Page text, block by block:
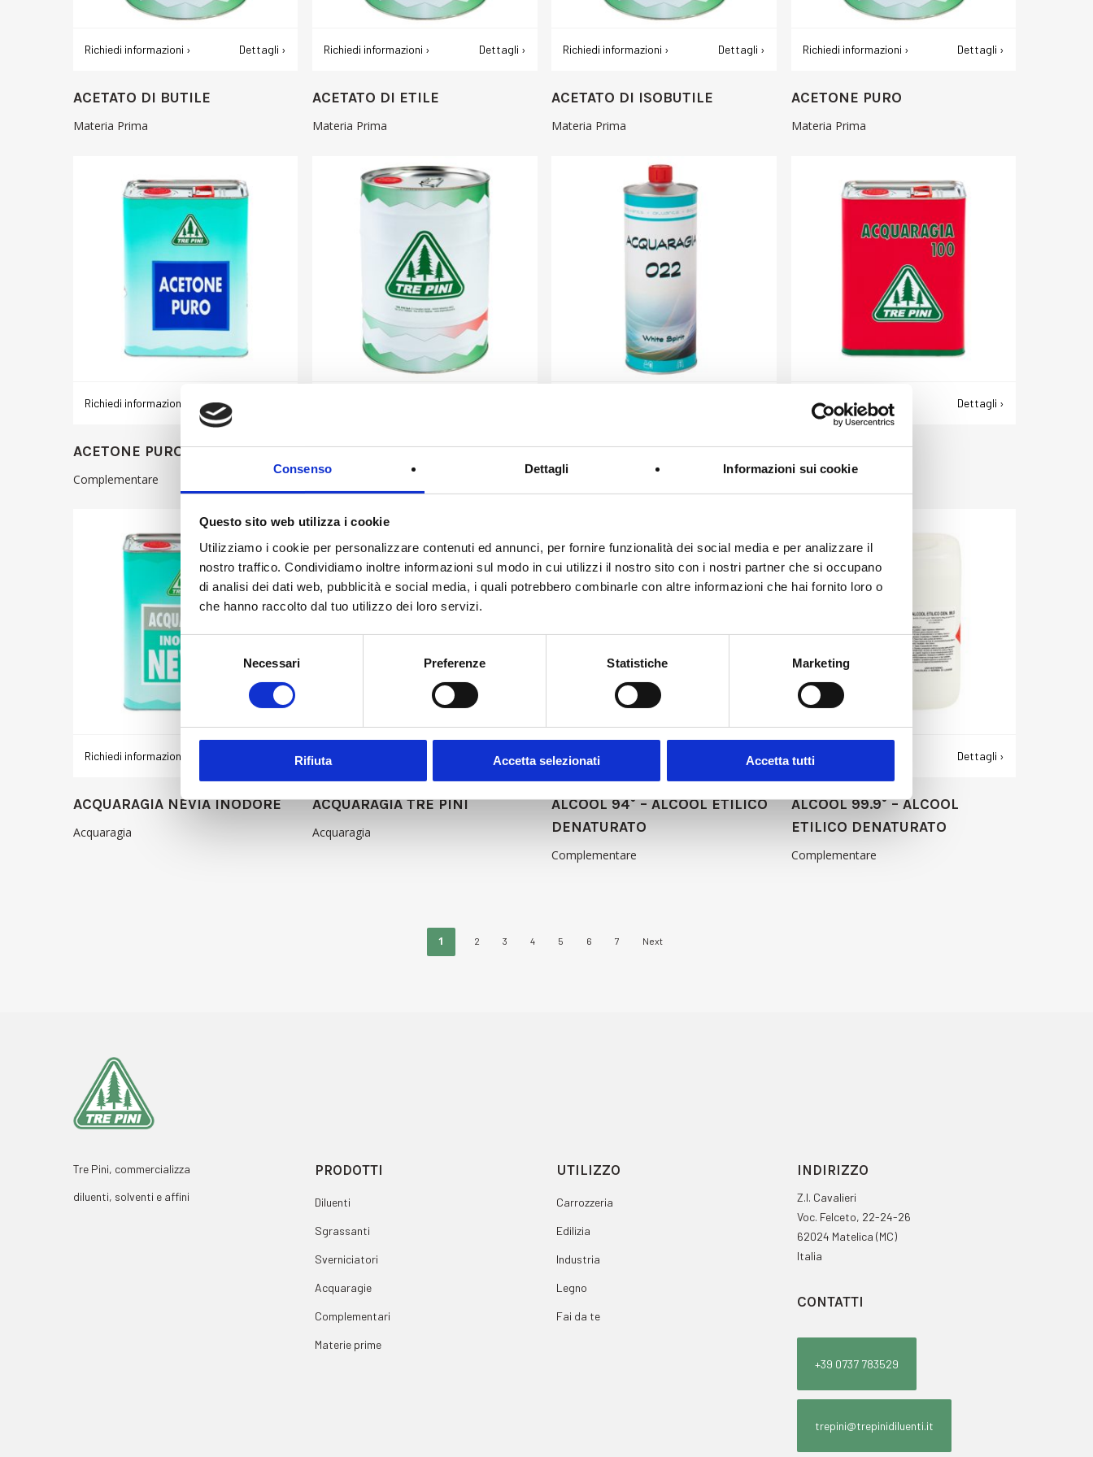
Consenso Dettagli Informazioni sui cookie
Questo sito web utilizza i cookie
Utilizziamo i cookie per personalizzare contenuti ed annunci, per fornire funzionalità dei social media e per analizzare il
nostro traffico. Condividiamo inoltre informazioni sul modo in cui utilizzi il nostro sito con i nostri partner che si occupano
di analisi dei dati web, pubblicità e social media, i quali potrebbero combinarle con altre informazioni che hai fornito loro o
che hanno raccolto dal tuo utilizzo dei loro servizi.
Selezione
consenso
Necessari Preferenze Statistiche Marketing
Rifiuta Accetta selezionati Accetta tutti
Richiedi informazioni › Dettagli ›
ACETATO DI BUTILE
Materia Prima
Richiedi informazioni › Dettagli ›
ACETATO DI ETILE
Materia Prima
Richiedi informazioni › Dettagli ›
ACETATO DI ISOBUTILE
Materia Prima
Richiedi informazioni › Dettagli ›
ACETONE PURO
Materia Prima
Richiedi informazioni ›
ACETONE PURO
Complementare
ACETONE TECNICO ACQUARAGIA 022
Acquaragia
Richiedi informazioni › Dettagli ›
ACQUARAGIA 100
Richiedi informazioni ›
ACQUARAGIA NEVIA INODORE
Acquaragia
Richiedi informazioni › Dettagli ›
ACQUARAGIA TRE PINI
Acquaragia
Richiedi informazioni › Dettagli ›
ALCOOL 94° – ALCOOL ETILICO
DENATURATO
Complementare
Richiedi informazioni › Dettagli ›
ALCOOL 99.9° – ALCOOL
ETILICO DENATURATO
Complementare
1 2 3 4 5 6 7 Next
Tre Pini, commercializza
diluenti, solventi e affini
PRODOTTI
Diluenti
Sgrassanti
Sverniciatori
Acquaragie
Complementari
Materie prime
UTILIZZO
Carrozzeria
Edilizia
Industria
Legno
Fai da te
INDIRIZZO
Z.I. Cavalieri
Voc. Felceto, 22-24-26
62024 Matelica (MC)
Italia
CONTATTI
+39 0737 783529
trepini@trepinidiluenti.it